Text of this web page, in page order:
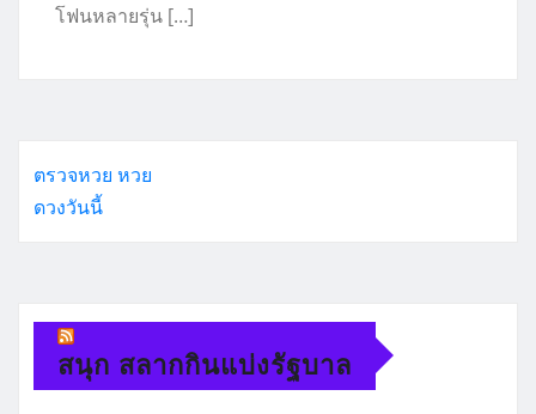
โฟนหลายรุ่น […]
ตรวจหวย หวย
ดวงวันนี้
สนุก สลากกินแบ่งรัฐบาล